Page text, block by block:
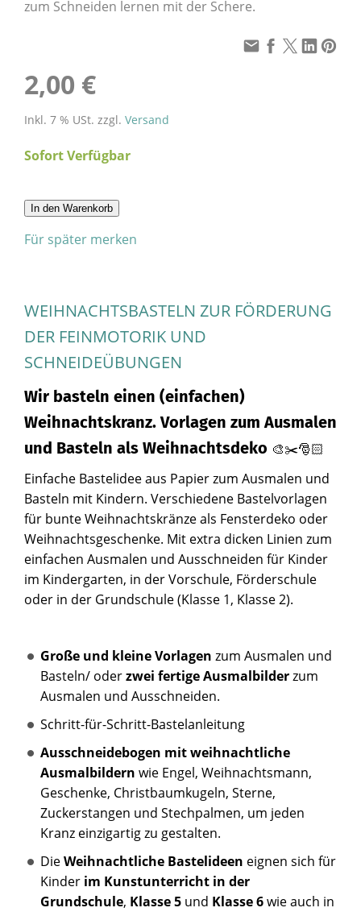
zum Schneiden lernen mit der Schere.
2,00 €
Inkl. 7 % USt. zzgl. Versand
Sofort Verfügbar
In den Warenkorb
Für später merken
WEIHNACHTSBASTELN ZUR FÖRDERUNG
DER FEINMOTORIK UND
SCHNEIDEÜBUNGEN
Wir basteln einen (einfachen)
Weihnachtskranz. Vorlagen zum Ausmalen
und Basteln als Weihnachtsdeko 🎨✂️🎅🏻
Einfache Bastelidee aus Papier zum Ausmalen und
Basteln mit Kindern. Verschiedene Bastelvorlagen
für bunte Weihnachtskränze als Fensterdeko oder
Weihnachtsgeschenke. Mit extra dicken Linien zum
einfachen Ausmalen und Ausschneiden für Kinder
im Kindergarten, in der Vorschule, Förderschule
oder in der Grundschule (Klasse 1, Klasse 2).
Große und kleine Vorlagen zum Ausmalen und
Basteln/ oderzwei fertige Ausmalbilderzum
Ausmalen und Ausschneiden.
Schritt-für-Schritt-Bastelanleitung
Ausschneidebogen mit weihnachtliche
Ausmalbildern wie Engel, Weihnachtsmann,
Geschenke, Christbaumkugeln, Sterne,
Zuckerstangen und Stechpalmen, um jeden
Kranz einzigartig zu gestalten.
DieWeihnachtliche Bastelideen eignen sich für
Kinder im Kunstunterricht in der
Grundschule, Klasse 5 und Klasse 6wie auch in